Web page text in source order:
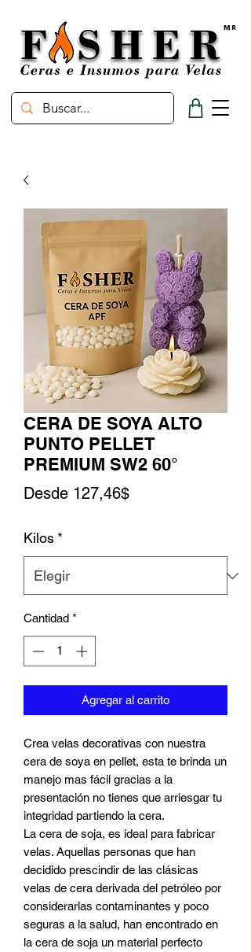
CERA DE SOYA ALTO
PUNTO PELLET
PREMIUM SW2 60°
Desde 127,46$Precio de oferta
Kilos *
Cantidad *
Agregar al carrito
Crea velas decorativas con nuestra
cera de soya en pellet, esta te brinda un
manejo mas fácil gracias a la
presentación no tienes que arriesgar tu
integridad partiendo la cera.
La cera de soja, es ideal para fabricar
velas. Aquellas personas que han
decidido prescindir de las clásicas
velas de cera derivada del petróleo por
considerarlas contaminantes y poco
seguras a la salud, han encontrado en
la cera de soja un material perfecto